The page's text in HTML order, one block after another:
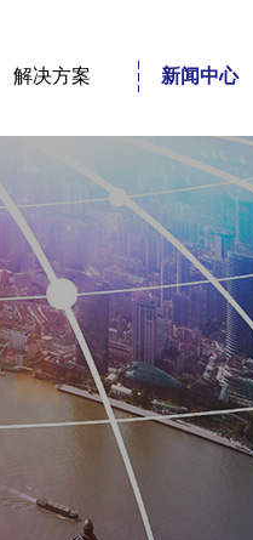
解决方案 新闻中心